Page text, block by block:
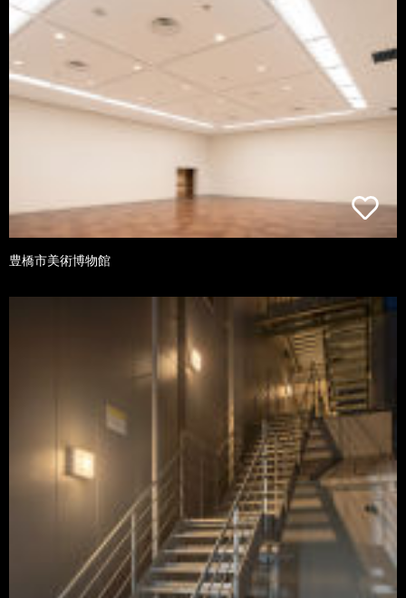
豊橋市美術博物館